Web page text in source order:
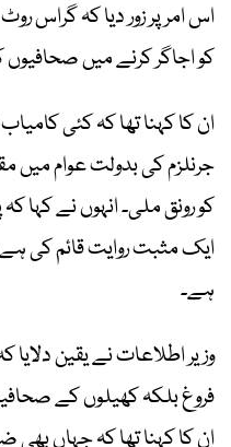
اس امر پر زور دیا کہ گراس
کو اجاگر کرنے میں صحافیوں
ان کا کہنا تھا کہ کئی
جرنلزم کی بدولت عوام میں
کو رونق ملی۔ انہوں نے کہا
ایک مثبت روایت قائم کی
ہے۔
وزیر اطلاعات نے یقین
فروغ بلکہ کھیلوں کے
ان کا کہنا تھا کہ جہاں